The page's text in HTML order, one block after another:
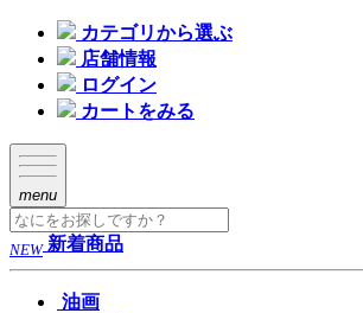
カテゴリから選ぶ
店舗情報
ログイン
カートをみる
menu
NEW 新着商品
油画